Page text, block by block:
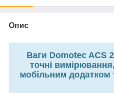
Опис
Ваги Domotec ACS
точні
мобільним додатком